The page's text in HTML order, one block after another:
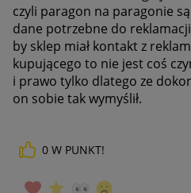
czyli paragon na paragonie
dane potrzebne do
by sklep miał kontakt z
kupującego to nie jest coś
i prawo tylko dlatego ze
on sobie tak wymyślił.
0 W PUNKT!